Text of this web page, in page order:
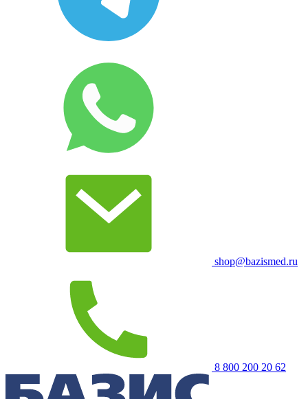
shop@bazismed.ru
8 800 200 20 62